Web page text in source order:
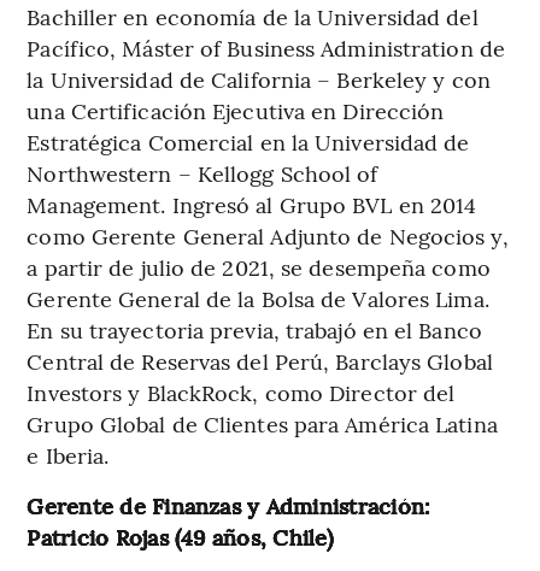
Bachiller en economía de la Universidad del
Pacífico, Máster of Business Administration de
la Universidad de California – Berkeley y con
una Certificación Ejecutiva en Dirección
Estratégica Comercial en la Universidad de
Northwestern – Kellogg School of
Management. Ingresó al Grupo BVL en 2014
como Gerente General Adjunto de Negocios y,
a partir de julio de 2021, se desempeña como
Gerente General de la Bolsa de Valores Lima.
En su trayectoria previa, trabajó en el Banco
Central de Reservas del Perú, Barclays Global
Investors y BlackRock, como Director del
Grupo Global de Clientes para América Latina
e Iberia.
Gerente de Finanzas y Administración:
Patricio Rojas (49 años, Chile)